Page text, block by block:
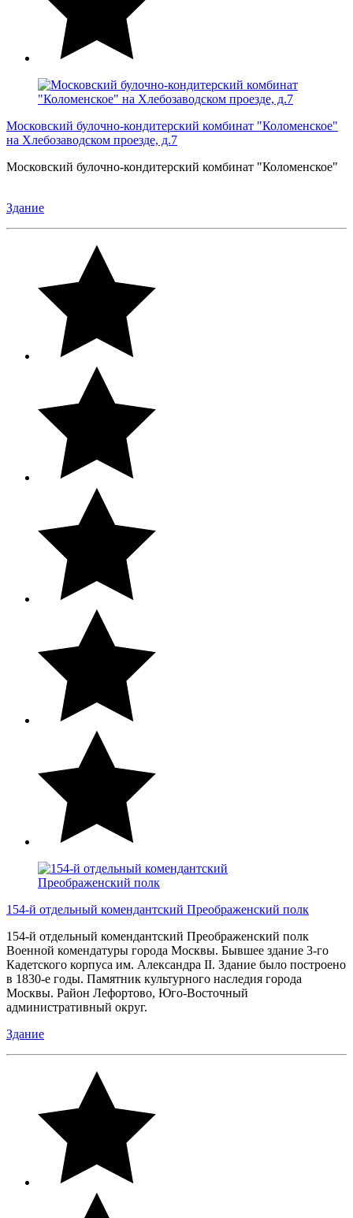
Московский булочно-кондитерский комбинат "Коломенское"
на Хлебозаводском проезде, д.7
Московский булочно-кондитерский комбинат "Коломенское"
Здание
154-й отдельный комендантский Преображенский полк
154-й отдельный комендантский Преображенский полк
Военной комендатуры города Москвы. Бывшее здание 3-го
Кадетского корпуса им. Александра II. Здание было построено
в 1830-е годы. Памятник культурного наследия города
Москвы. Район Лефортово, Юго-Восточный
административный округ.
Здание